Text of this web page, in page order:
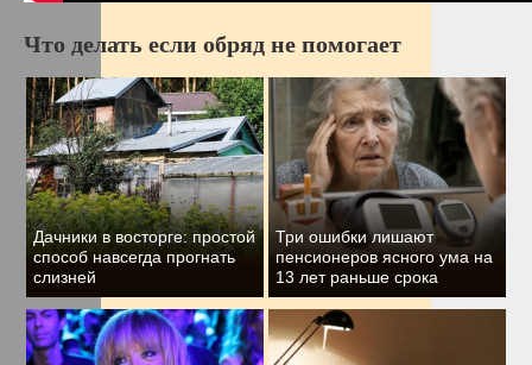
Что делать если обряд не помогает
Дачники в восторге: простой
способ навсегда прогнать
слизней
Три ошибки лишают
пенсионеров ясного ума на
13 лет раньше срока